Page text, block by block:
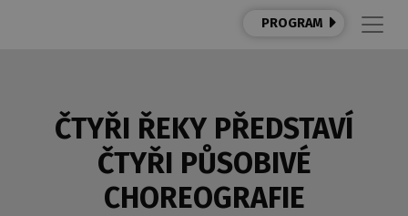
PROGRAM
ČTYŘI ŘEKY PŘEDSTAVÍ
ČTYŘI PŮSOBIVÉ
CHOREOGRAFIE